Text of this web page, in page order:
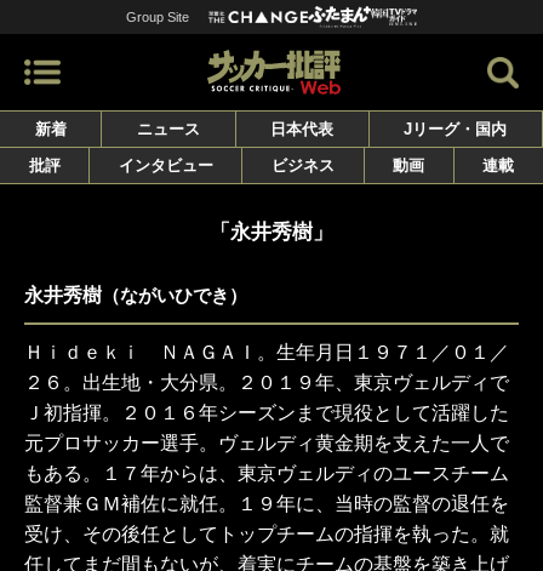
Group Site
新着 ニュース 日本代表
Jリーグ・国内
批評
インタビュー ビジネス 動画 連載
「永井秀樹」
永井秀樹 （ながいひでき）
Ｈｉｄｅｋｉ ＮＡＧＡＩ。生年月日１９７１／０１／
２６。出生地・大分県。２０１９年、東京ヴェルディで
Ｊ初指揮。２０１６年シーズンまで現役として活躍した
元プロサッカー選手。ヴェルディ黄金期を支えた一人で
もある。１７年からは、東京ヴェルディのユースチーム
監督兼ＧＭ補佐に就任。１９年に、当時の監督の退任を
受け、その後任としてトップチームの指揮を執った。就
任してまだ間もないが、着実にチームの基盤を築き上げ